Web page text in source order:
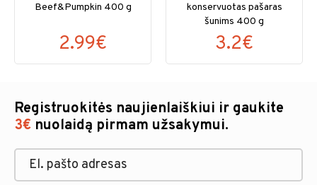
Beef&Pumpkin 400 g
2.99€
konservuotas pašaras
šunims 400 g
3.2€
Registruokitės naujienlaiškiui ir gaukite
3€ nuolaidą pirmam užsakymui.